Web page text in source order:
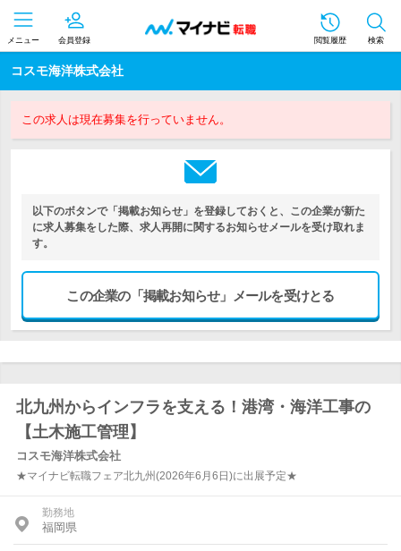
メニュー 会員登録 閲覧履歴 検索
コスモ海洋株式会社
この求人は現在募集を行っていません。
以下のボタンで「掲載お知らせ」を登録しておくと、この企業が新た
に求人募集をした際、求人再開に関するお知らせメールを受け取れま
す。
この企業の「掲載お知らせ」メールを受けとる
北九州からインフラを支える！港湾・海洋工事の
【土木施工管理】
コスモ海洋株式会社
★マイナビ転職フェア北九州(2026年6月6日)に出展予定★
勤務地
福岡県